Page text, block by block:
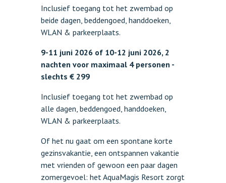
Inclusief toegang tot het zwembad op
beide dagen, beddengoed, handdoeken,
WLAN & parkeerplaats.
9-11 juni 2026 of 10-12 juni 2026, 2
nachten voor maximaal 4 personen -
slechts € 299
Inclusief toegang tot het zwembad op
alle dagen, beddengoed, handdoeken,
WLAN & parkeerplaats.
Of het nu gaat om een spontane korte
gezinsvakantie, een ontspannen vakantie
met vrienden of gewoon een paar dagen
zomergevoel: het AquaMagis Resort zorgt